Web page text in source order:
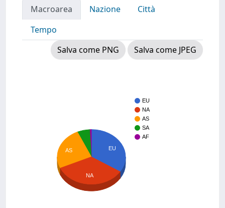
Macroarea Nazione
Città
Tempo
Salva come PNG
Salva come JPEG
EU
NA
AS
SA
AF
EU
AS
NA